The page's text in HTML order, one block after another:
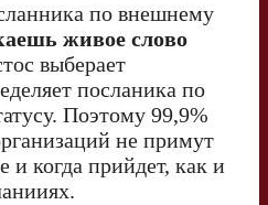
по внешнему
живое слово
выберает
посланика по
Поэтому 99,9%
не примут
и когда прийдет, как и